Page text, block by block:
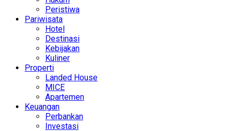
Peristiwa
Pariwisata
Hotel
Destinasi
Kebijakan
Kuliner
Properti
Landed House
MICE
Apartemen
Keuangan
Perbankan
Investasi